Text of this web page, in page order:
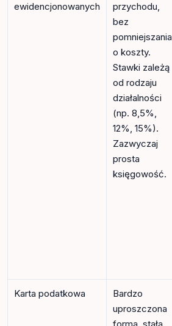
ewidencjonowanych
przychodu,
bez
pomniejszania
o koszty.
Stawki zależą
od rodzaju
działalności
(np. 8,5%,
12%, 15%).
Zazwyczaj
prosta
księgowość.
Karta podatkowa
Bardzo
uproszczona